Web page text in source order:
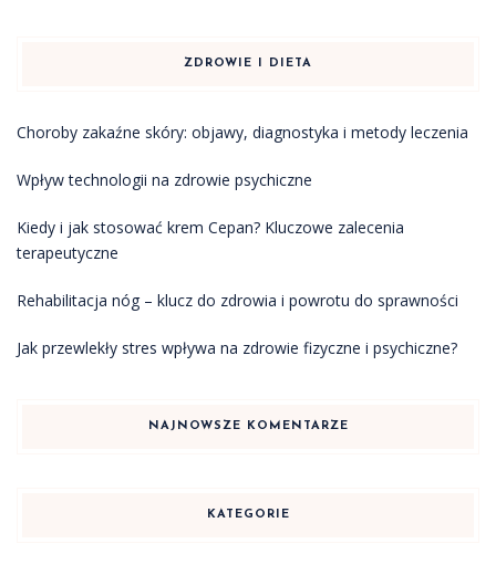
ZDROWIE I DIETA
Choroby zakaźne skóry: objawy, diagnostyka i metody leczenia
Wpływ technologii na zdrowie psychiczne
Kiedy i jak stosować krem Cepan? Kluczowe zalecenia
terapeutyczne
Rehabilitacja nóg – klucz do zdrowia i powrotu do sprawności
Jak przewlekły stres wpływa na zdrowie fizyczne i psychiczne?
NAJNOWSZE KOMENTARZE
KATEGORIE